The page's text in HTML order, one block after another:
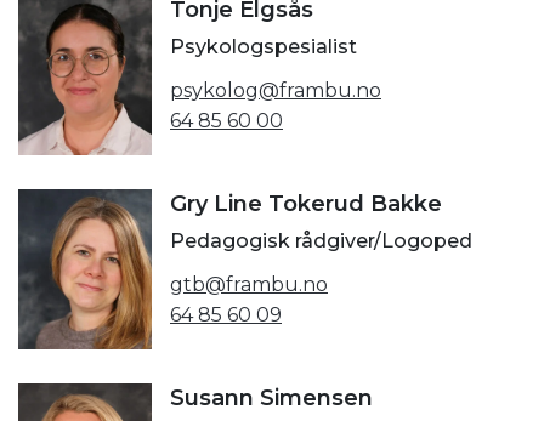
Tonje Elgsås
Psykologspesialist
psykolog@frambu.no
64 85 60 00
Gry Line Tokerud Bakke
Pedagogisk rådgiver/Logoped
gtb@frambu.no
64 85 60 09
Susann Simensen